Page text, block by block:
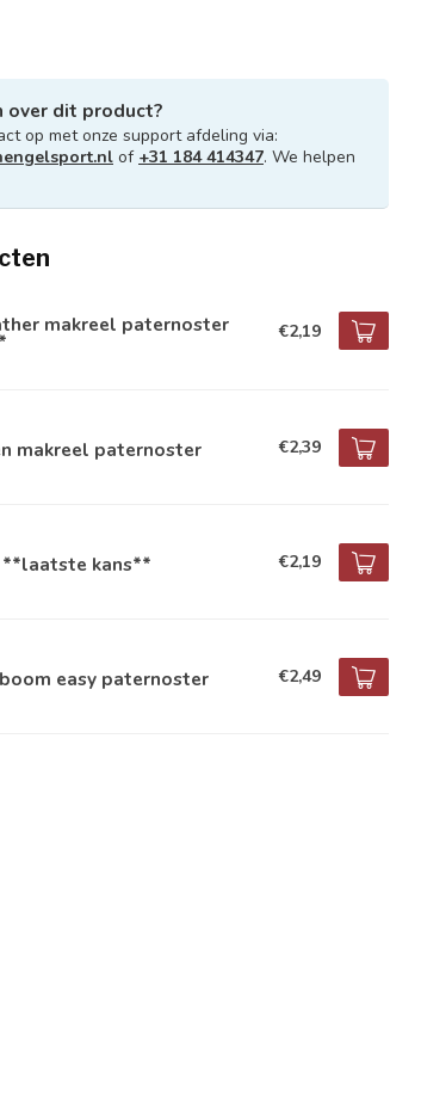
over dit product?
op met onze support afdeling via:
of +31 184 414347. We helpen
makreel paternoster €2,19
makreel paternoster €2,39
kans** €2,19
easy paternoster €2,49